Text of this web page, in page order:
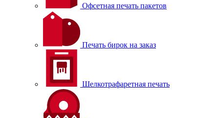
Офсетная печать пакетов
Печать бирок на заказ
Шелкотрафаретная печать